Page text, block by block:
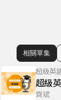
相關單集
超級英
齊斌